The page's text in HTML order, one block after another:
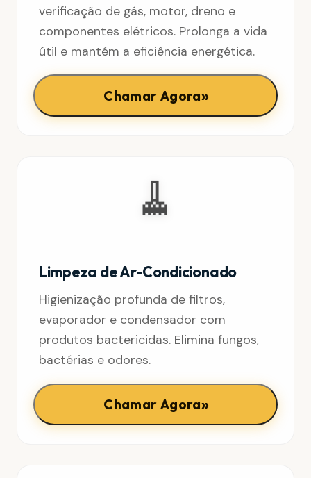
verificação de gás, motor, dreno e
componentes elétricos. Prolonga a vida
útil e mantém a eficiência energética.
Chamar Agora»
🧹
Limpeza de Ar-Condicionado
Higienização profunda de filtros,
evaporador e condensador com
produtos bactericidas. Elimina fungos,
bactérias e odores.
Chamar Agora»